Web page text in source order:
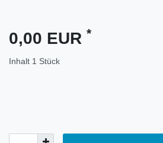
0,00 EUR *
Inhalt 1 Stück